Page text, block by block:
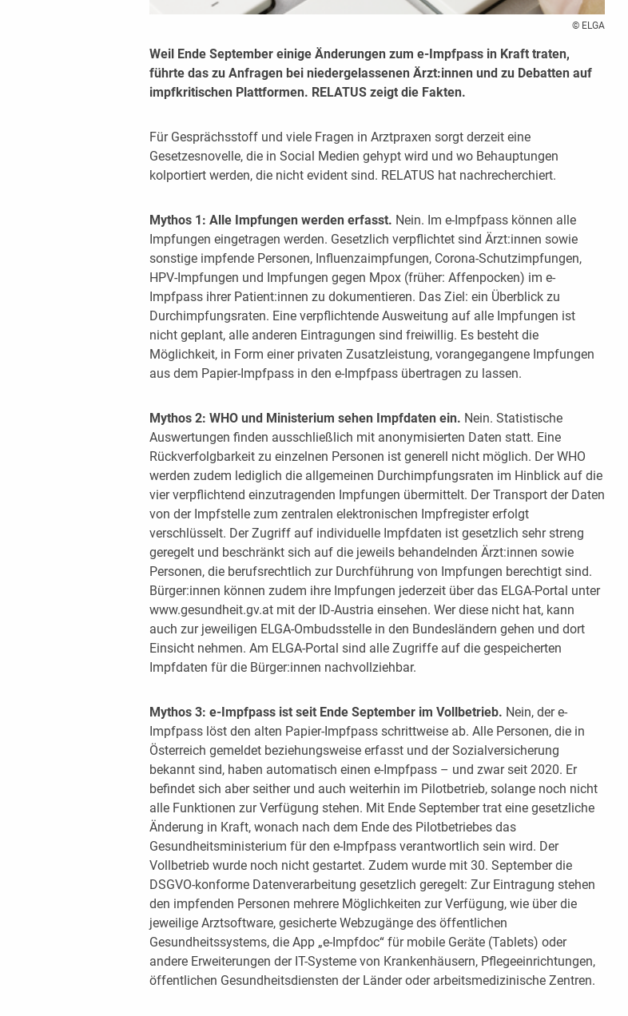
© ELGA
Weil Ende September einige Änderungen zum e-Impfpass in Kraft traten,
führte das zu Anfragen bei niedergelassenen Ärzt:innen und zu Debatten auf
impfkritischen Plattformen. RELATUS zeigt die Fakten.
Für Gesprächsstoff und viele Fragen in Arztpraxen sorgt derzeit eine
Gesetzesnovelle, die in Social Medien gehypt wird und wo Behauptungen
kolportiert werden, die nicht evident sind. RELATUS hat nachrecherchiert.
Mythos 1: Alle Impfungen werden erfasst. Nein. Im e-Impfpass können alle
Impfungen eingetragen werden. Gesetzlich verpflichtet sind Ärzt:innen sowie
sonstige impfende Personen, Influenzaimpfungen, Corona-Schutzimpfungen,
HPV-Impfungen und Impfungen gegen Mpox (früher: Affenpocken) im e-
Impfpass ihrer Patient:innen zu dokumentieren. Das Ziel: ein Überblick zu
Durchimpfungsraten. Eine verpflichtende Ausweitung auf alle Impfungen ist
nicht geplant, alle anderen Eintragungen sind freiwillig. Es besteht die
Möglichkeit, in Form einer privaten Zusatzleistung, vorangegangene Impfungen
aus dem Papier-Impfpass in den e-Impfpass übertragen zu lassen.
Mythos 2: WHO und Ministerium sehen Impfdaten ein. Nein. Statistische
Auswertungen finden ausschließlich mit anonymisierten Daten statt. Eine
Rückverfolgbarkeit zu einzelnen Personen ist generell nicht möglich. Der WHO
werden zudem lediglich die allgemeinen Durchimpfungsraten im Hinblick auf die
vier verpflichtend einzutragenden Impfungen übermittelt. Der Transport der Daten
von der Impfstelle zum zentralen elektronischen Impfregister erfolgt
verschlüsselt. Der Zugriff auf individuelle Impfdaten ist gesetzlich sehr streng
geregelt und beschränkt sich auf die jeweils behandelnden Ärzt:innen sowie
Personen, die berufsrechtlich zur Durchführung von Impfungen berechtigt sind.
Bürger:innen können zudem ihre Impfungen jederzeit über das ELGA-Portal unter
www.gesundheit.gv.at mit der ID-Austria einsehen. Wer diese nicht hat, kann
auch zur jeweiligen ELGA-Ombudsstelle in den Bundesländern gehen und dort
Einsicht nehmen. Am ELGA-Portal sind alle Zugriffe auf die gespeicherten
Impfdaten für die Bürger:innen nachvollziehbar.
Mythos 3: e-Impfpass ist seit Ende September im Vollbetrieb. Nein, der e-
Impfpass löst den alten Papier-Impfpass schrittweise ab. Alle Personen, die in
Österreich gemeldet beziehungsweise erfasst und der Sozialversicherung
bekannt sind, haben automatisch einen e-Impfpass – und zwar seit 2020. Er
befindet sich aber seither und auch weiterhin im Pilotbetrieb, solange noch nicht
alle Funktionen zur Verfügung stehen. Mit Ende September trat eine gesetzliche
Änderung in Kraft, wonach nach dem Ende des Pilotbetriebes das
Gesundheitsministerium für den e-Impfpass verantwortlich sein wird. Der
Vollbetrieb wurde noch nicht gestartet. Zudem wurde mit 30. September die
DSGVO-konforme Datenverarbeitung gesetzlich geregelt: Zur Eintragung stehen
den impfenden Personen mehrere Möglichkeiten zur Verfügung, wie über die
jeweilige Arztsoftware, gesicherte Webzugänge des öffentlichen
Gesundheitssystems, die App „e-Impfdoc“ für mobile Geräte (Tablets) oder
andere Erweiterungen der IT-Systeme von Krankenhäusern, Pflegeeinrichtungen,
öffentlichen Gesundheitsdiensten der Länder oder arbeitsmedizinische Zentren.